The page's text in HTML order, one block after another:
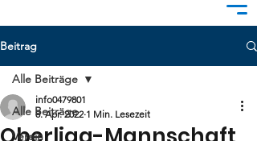
Beitrag
Alle Beiträge
Verein
Alle Beiträge
info0479801
8. Apr. 2022 1 Min. Lesezeit